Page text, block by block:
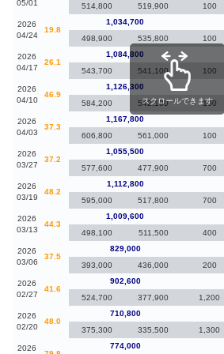
05/01
514,800
519,900 100
2026
04/24
19.8
1,034,700
498,900
535,800 100
2026
04/17
26.1
1,084,800
543,700
541,100 100
2026
04/10
46.9
1,126,300
584,200
542,100 100
2026
04/03
37.3
1,167,800
606,800
561,000 100
2026
03/27
37.2
1,055,500
577,600
477,900 700
2026
03/19
48.2
1,112,800
595,000
517,800 700
2026
03/13
44.3
1,009,600
498,100
511,500 400
2026
03/06
37.5
829,000
393,000
436,000 200
2026
02/27
41.6
902,600
524,700
377,900 1,200
2026
02/20
48.0
710,800
375,300
335,500 1,300
2026 774,000
スクロールできます